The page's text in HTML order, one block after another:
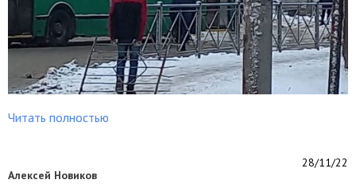
Читать полностью
28/11/22
Алексей Новиков